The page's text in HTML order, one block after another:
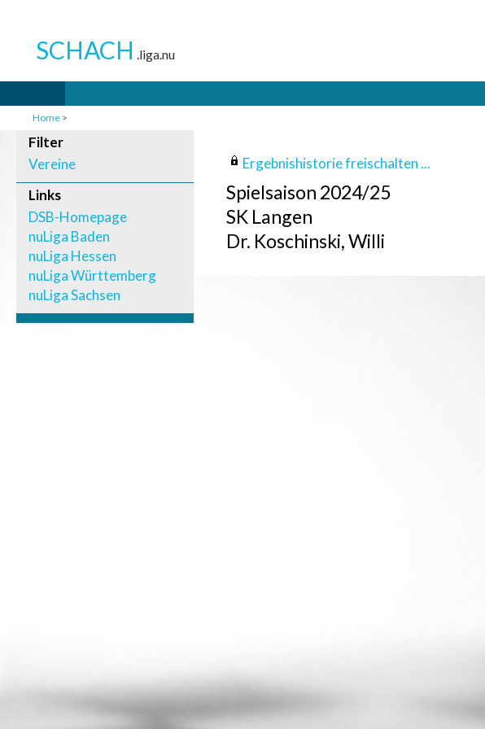
Home >
Filter
Vereine
Links
DSB-Homepage
nuLiga Baden
nuLiga Hessen
nuLiga Württemberg
nuLiga Sachsen
Ergebnishistorie freischalten ...
Spielsaison 2024/25
SK Langen
Dr. Koschinski, Willi